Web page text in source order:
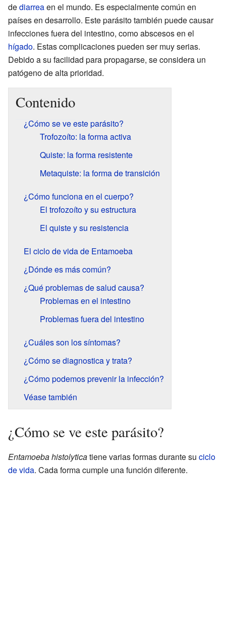
dediarreaen el mundo. Es especialmente común en
países en desarrollo. Este parásito también puede causar
infecciones fuera del intestino, como abscesos en el
hígado. Estas complicaciones pueden ser muy serias.
Debido a su facilidad para propagarse, se considera un
patógeno de alta prioridad.
Contenido
¿Cómo se ve este parásito?
Trofozoíto: la forma activa
Quiste: la forma resistente
Metaquiste: la forma de transición
¿Cómo funciona en el cuerpo?
El trofozoíto y su estructura
El quiste y su resistencia
El ciclo de vida de Entamoeba
¿Dónde es más común?
¿Qué problemas de salud causa?
Problemas en el intestino
Problemas fuera del intestino
¿Cuáles son los síntomas?
¿Cómo se diagnostica y trata?
¿Cómo podemos prevenir la infección?
Véase también
¿Cómo se ve este parásito?
Entamoeba histolyticatiene varias formas durante su ciclo
de vida. Cada forma cumple una función diferente.